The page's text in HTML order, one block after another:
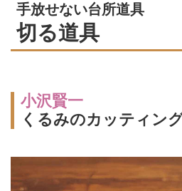
手放せない台所道具
切る道具
小沢賢一
くるみのカッティン